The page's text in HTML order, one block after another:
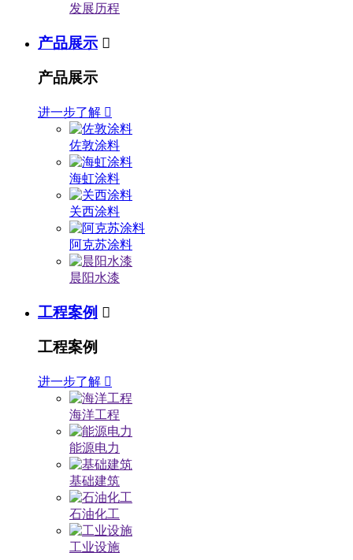
发展历程
产品展示 
产品展示
进一步了解 
佐敦涂料
海虹涂料
关西涂料
阿克苏涂料
晨阳水漆
工程案例 
工程案例
进一步了解 
海洋工程
能源电力
基础建筑
石油化工
工业设施